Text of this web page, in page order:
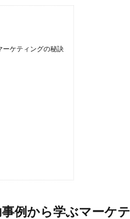
ーケティングの秘訣
例から学ぶマーケ